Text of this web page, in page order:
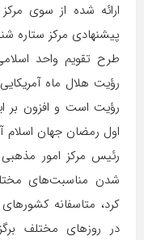
ارائه شده از سوی
پیشنهادی مرکز ستاره
طرح تقویم واحد
رؤیت هلال ماه
رؤیت است و افزون بر
اول رمضان جهان اسلام
رئیس مرکز امور مذهبی
شدن مناسبت‌های
کرد، متاسفانه
در روزهای مختلف